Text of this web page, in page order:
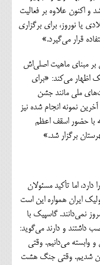
و اکنون علاوه بر فعالیت
یا نوروز، برای برگزاری
قرار می‌گیرد.»
مبنای ماهیت اصلی‌اش
اظهار می‌کند: «برای
ملی مانند جشن
نمونه انجام شده نیز
با حضور اسقف اعظم
برگزار شد.»
اما تأکید مسئولان
ایران همواره این است
نمی‌دانند. گاسپیک با
داشتند و دارند می‌گوید:
وابسته می‌دانیم. وقتی
شدیم. وقتی جنگ هشت